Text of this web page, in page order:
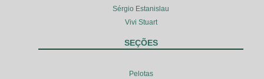
Sérgio Estanislau
Vivi Stuart
SEÇÕES
Pelotas